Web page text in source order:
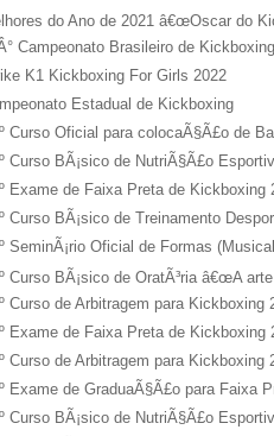
do Ano de 2021 â€œOscar do
Campeonato Brasileiro de
K1 Kickboxing For Girls 2022
Estadual de Kickboxing
Curso Oficial para colocaÃ§Ã£o de
Curso BÃ¡sico de NutriÃ§Ã£o
Exame de Faixa Preta de Kickboxing
Curso BÃ¡sico de Treinamento
SeminÃ¡rio Oficial de Formas
Curso BÃ¡sico de OratÃ³ria â€œA
Curso de Arbitragem para Kickboxing
Exame de Faixa Preta de Kickboxing
Curso de Arbitragem para Kickboxing
Exame de GraduaÃ§Ã£o para Faixa
Curso BÃ¡sico de NutriÃ§Ã£o